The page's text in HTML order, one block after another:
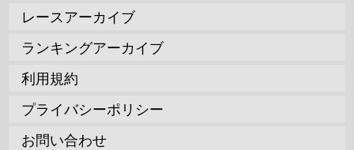
レースアーカイブ
ランキングアーカイブ
利用規約
プライバシーポリシー
お問い合わせ